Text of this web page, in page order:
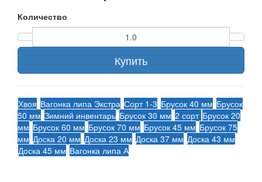
Количество
Купить
Хвоя Вагонка липа Экстра Сорт 1-3 Брусок 40 мм Брусок
50 мм Зимний инвентарь Брусок 30 мм 2 сорт Брусок 20
мм Брусок 60 мм Брусок 70 мм Брусок 45 мм Брусок 75
мм Доска 20 мм Доска 23 мм Доска 37 мм Доска 43 мм
Доска 45 мм Вагонка липа А